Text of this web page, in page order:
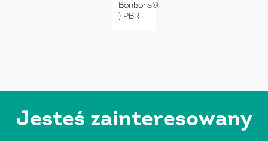
Bonbons®
) PBR
Jesteś zainteresowany